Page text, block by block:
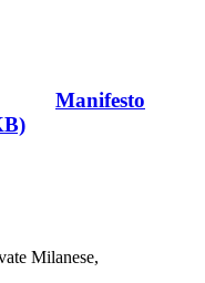
Manifesto
Milanese,